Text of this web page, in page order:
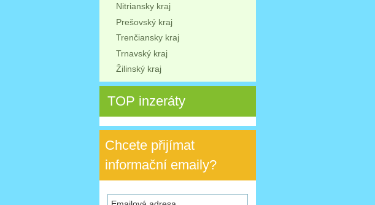
Nitriansky kraj
Prešovský kraj
Trenčiansky kraj
Trnavský kraj
Žilinský kraj
TOP inzeráty
Chcete přijímat
informační emaily?